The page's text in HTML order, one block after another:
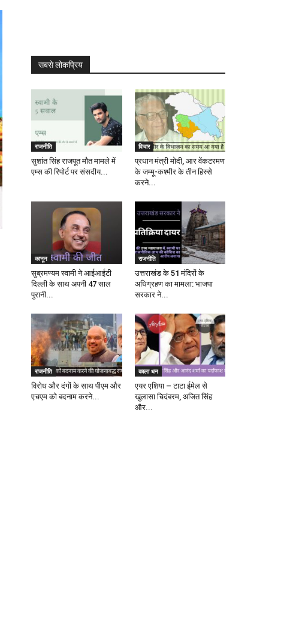
सबसे लोकप्रिय
राजनीति
सुशांत सिंह राजपूत मौत मामले में
एम्स की रिपोर्ट पर संसदीय...
विचार
प्रधान मंत्री मोदी, आर वेंकटरमण
के जम्मू-कश्मीर के तीन हिस्से
करने...
कानून
सुब्रमण्यम स्वामी ने आईआईटी
दिल्ली के साथ अपनी 47 साल
पुरानी...
राजनीति
उत्तराखंड के 51 मंदिरों के
अधिग्रहण का मामला: भाजपा
सरकार ने...
राजनीति
विरोध और दंगों के साथ पीएम और
एचएम को बदनाम करने...
काला धन
एयर एशिया – टाटा ईमेल से
खुलासा चिदंबरम, अजित सिंह
और...